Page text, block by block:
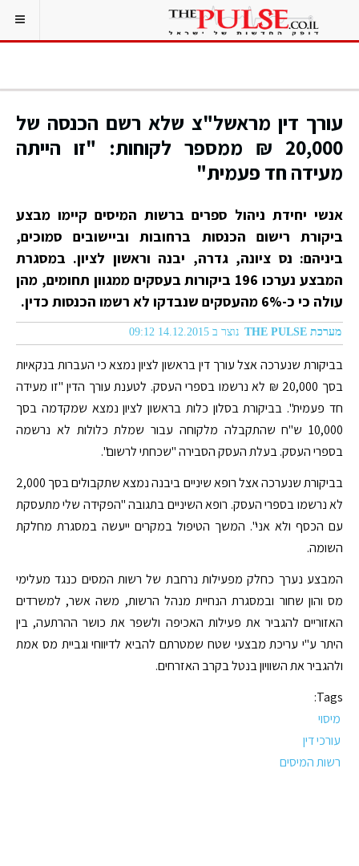
עורך דין מראשל"צ שלא רשם הכנסה של
20,000 ₪ ממספר לקוחות: "זו הייתה
מעידה חד פעמית"
אנשי יחידת ניהול ספרים ברשות המיסים קיימו מבצע
ביקורת רישום הכנסות ברחובות וביישובים סמוכים,
ביניהם: נס ציונה, גדרה, יבנה וראשון לציון. במסגרת
המבצע נערכו 196 ביקורות בעסקים ממגוון תחומים, מהן
עולה כי כ-6% מהעסקים שנבדקו לא רשמו הכנסות כדין.
מערכת THE PULSE נוצר ב 14.12.2015 09:12
בביקורת שנערכה אצל עורך דין בראשון לציון נמצא כי העברות בנקאיות
בסך 20,000 ₪ לא נרשמו בספרי העסק. לטענת עורך הדין "זו מעידה
חד פעמית". בביקורת בסלון כלות בראשון לציון נמצא שמקדמה בסך
10,000 ש"ח שהתקבלה מלקוחה עבור שמלת כלולות לא נרשמה
בספרי העסק. בעלת העסק הסבירה "שכחתי לרשום".
בביקורת שנערכה אצל רופא שיניים ביבנה נמצא שתקבולים בסך 2,000
לא נרשמו בספרי העסק. רופא השיניים בתגובה "הפקידה שלי מתעסקת
עם הכסף ולא אני". המשך הטיפול במקרים ייעשה במסגרת מחלקת
השומה.
המבצע נערך כחלק מפעילות נרחבת של רשות המסים כנגד מעלימי
מס והון שחור ובמסגרת הנחיית מנהל הרשות, משה אשר, למשרדים
האזוריים להגביר את פעילות האכיפה ולשפר את כושר ההרתעה, בין
היתר ע"י עריכת מבצעי שטח שמטרתם להביא לדיווחי וגביית מס אמת
ולהגביר את השוויון בנטל בקרב האזרחים.
Tags:
מיסוי
עורכי דין
רשות המיסים